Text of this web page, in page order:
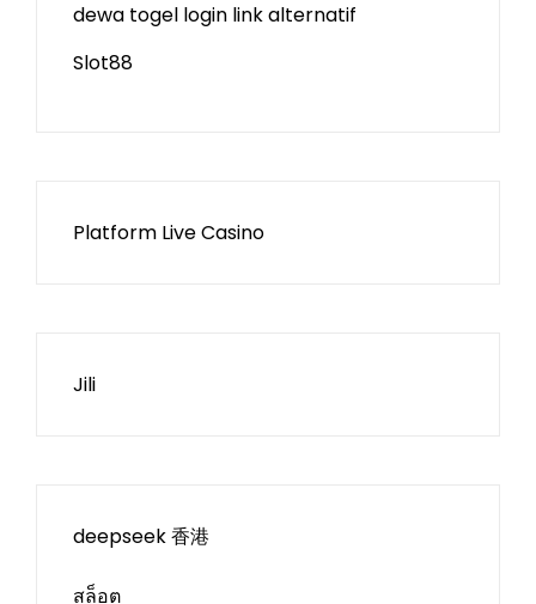
dewa togel login link alternatif
Slot88
Platform Live Casino
Jili
deepseek 香港
สล็อต